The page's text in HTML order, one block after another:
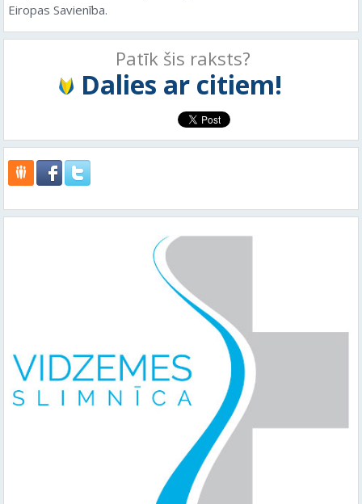
Eiropas Savienība.
Patīk šis raksts?
Dalies ar citiem!